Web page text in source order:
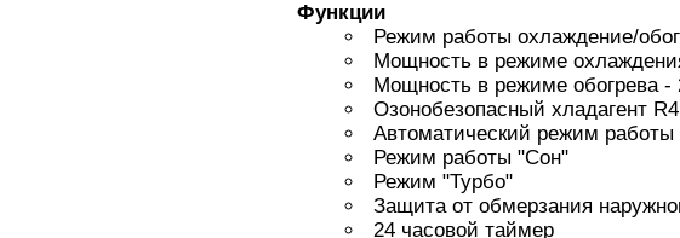
Функции
Режим работы охлаждение/
Мощность в режиме
Мощность в режиме обогрева -
Озонобезопасный хладагент
Автоматический режим работы
Режим работы "Сон"
Режим "Турбо"
Защита от обмерзания
24 часовой таймер